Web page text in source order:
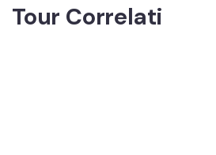
Tour Correlati